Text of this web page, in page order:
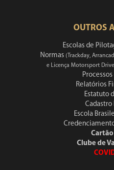
OUTROS
Escolas de
Normas (Trackday,
e Licença Motorsport
Processos
Relatórios
Estatuto
Cadastro
Escola
Cartão
Clube de